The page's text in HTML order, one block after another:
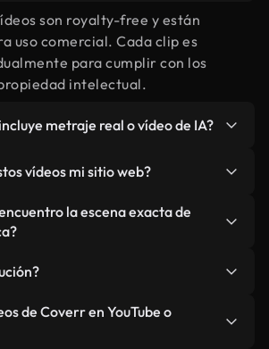
son royalty-free y están
uso comercial. Cada clip es
para cumplir con los
intelectual.
metraje real o vídeo de IA?
panorámica y vídeos
Todo está claramente
vídeos mi sitio web?
nuestras versiones optimizadas
específicamente para uso de
la escena exacta de
la escena, como "Vista
y la IA la generará en
a nuestros estándares.
Todos los vídeos en nuestra
free, aunque siempre se
de Coverr en YouTube o